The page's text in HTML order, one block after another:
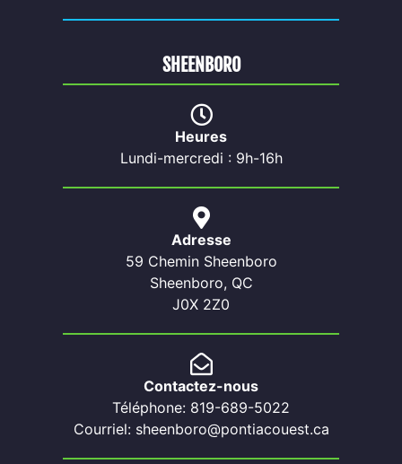
SHEENBORO
Heures
Lundi-mercredi : 9h-16h
Adresse
59 Chemin Sheenboro
Sheenboro, QC
J0X 2Z0
Contactez-nous
Téléphone: 819-689-5022
Courriel: sheenboro@pontiacouest.ca